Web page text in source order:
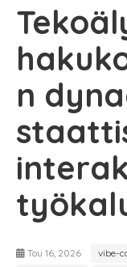
n
Tou 16, 2026 vibe-